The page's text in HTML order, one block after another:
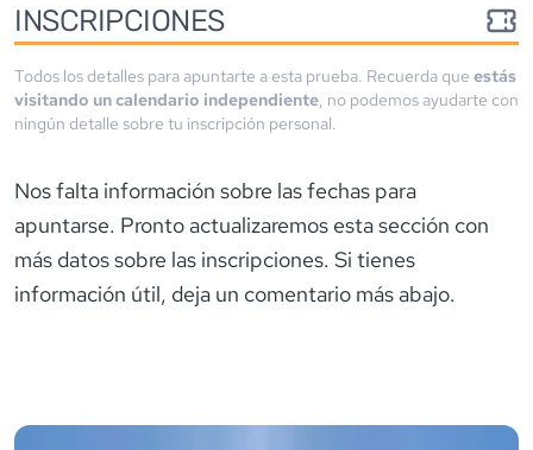
INSCRIPCIONES
Todos los detalles para apuntarte a esta prueba. Recuerda que estás
visitando un calendario independiente, no podemos ayudarte con
ningún detalle sobre tu inscripción personal.
Nos falta información sobre las fechas para
apuntarse. Pronto actualizaremos esta sección con
más datos sobre las inscripciones. Si tienes
información útil, deja un comentario más abajo.